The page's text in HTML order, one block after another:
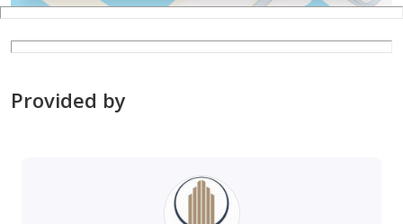
Provided by